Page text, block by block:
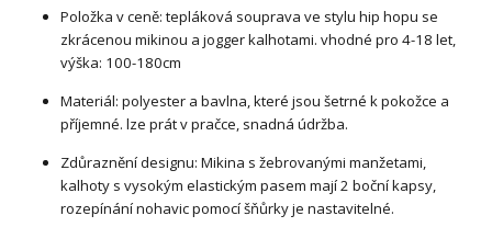
Položka v ceně: tepláková souprava ve stylu hip hopu se
zkrácenou mikinou a jogger kalhotami. vhodné pro 4-18 let,
výška: 100-180cm
Materiál: polyester a bavlna, které jsou šetrné k pokožce a
příjemné. lze prát v pračce, snadná údržba.
Zdůraznění designu: Mikina s žebrovanými manžetami,
kalhoty s vysokým elastickým pasem mají 2 boční kapsy,
rozepínání nohavic pomocí šňůrky je nastavitelné.